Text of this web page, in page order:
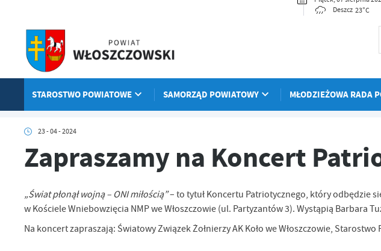
Deszcz 23°C
STAROSTWO POWIATOWE SAMORZĄD POWIATOWY MŁODZIEŻOWA RADA
23 - 04 - 2024
Zapraszamy na Koncert
„Świat płonął wojną – ONI miłością”– to tytuł Koncertu Patriotycznego, który odbędzie
w Kościele Wniebowzięcia NMP we Włoszczowie (ul. Partyzantów 3). Wystąpią Barbara
Na koncert zapraszają: Światowy Związek Żołnierzy AK Koło we Włoszczowie,